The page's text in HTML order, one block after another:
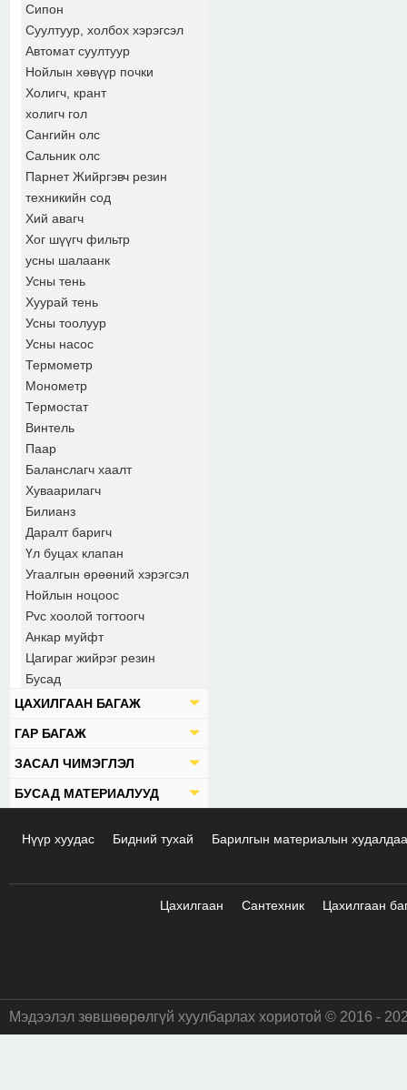
Сипон
Суултуур, холбох хэрэгсэл
Автомат суултуур
Нойлын хөвүүр почки
Холигч, крант
холигч гол
Сангийн олс
Сальник олс
Парнет Жийргэвч резин
техникийн сод
Хий авагч
Хог шүүгч фильтр
усны шалаанк
Усны тень
Хуурай тень
Усны тоолуур
Усны насос
Термометр
Монометр
Термостат
Винтель
Паар
Баланслагч хаалт
Хуваарилагч
Билианз
Даралт баригч
Үл буцах клапан
Угаалгын өрөөний хэрэгсэл
Нойлын ноцоос
Pvc хоолой тогтоогч
Анкар муйфт
Цагираг жийрэг резин
Бусад
ЦАХИЛГААН БАГАЖ
ГАР БАГАЖ
ЗАСАЛ ЧИМЭГЛЭЛ
БУСАД МАТЕРИАЛУУД
Нүүр хуудас Бидний тухай Барилгын материалын
Цахилгаан Сантехник Цахилгаан
Мэдээлэл зөвшөөрөлгүй хуулбарлах хориотой © 2016 -